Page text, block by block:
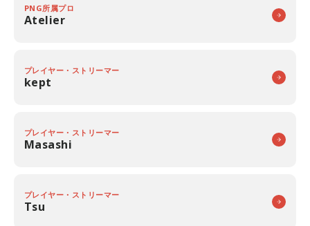
PNG所属プロ
Atelier
プレイヤー・ストリーマー
kept
プレイヤー・ストリーマー
Masashi
プレイヤー・ストリーマー
Tsu